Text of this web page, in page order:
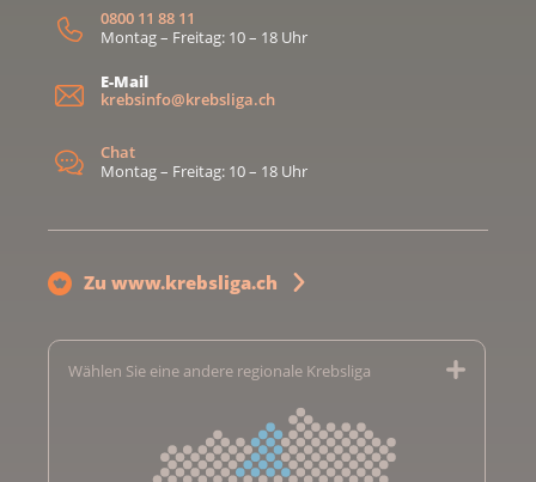
0800 11 88 11
Montag – Freitag: 10 – 18 Uhr
E-Mail
krebsinfo@krebsliga.ch
Chat
Montag – Freitag: 10 – 18 Uhr
Zu www.krebsliga.ch
Wählen Sie eine andere regionale Krebsliga